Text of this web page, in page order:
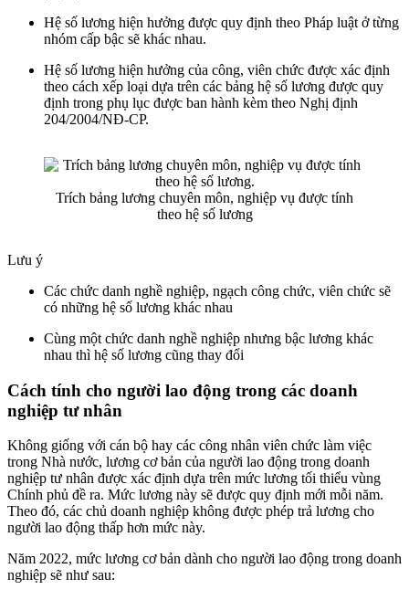
Hệ số lương hiện hưởng được quy định theo Pháp luật ở từng
nhóm cấp bậc sẽ khác nhau.
Hệ số lương hiện hưởng của công, viên chức được xác định
theo cách xếp loại dựa trên các bảng hệ số lương được quy
định trong phụ lục được ban hành kèm theo Nghị định
204/2004/NĐ-CP.
Trích bảng lương chuyên môn, nghiệp vụ được tính
theo hệ số lương
Lưu ý
Các chức danh nghề nghiệp, ngạch công chức, viên chức sẽ
có những hệ số lương khác nhau
Cùng một chức danh nghề nghiệp nhưng bậc lương khác
nhau thì hệ số lương cũng thay đổi
Cách tính cho người lao động trong các doanh
nghiệp tư nhân
Không giống với cán bộ hay các công nhân viên chức làm việc
trong Nhà nước, lương cơ bản của người lao động trong doanh
nghiệp tư nhân được xác định dựa trên mức lương tối thiểu vùng
Chính phủ đề ra. Mức lương này sẽ được quy định mới mỗi năm.
Theo đó, các chủ doanh nghiệp không được phép trả lương cho
người lao động thấp hơn mức này.
Năm 2022, mức lương cơ bản dành cho người lao động trong doanh
nghiệp sẽ như sau: